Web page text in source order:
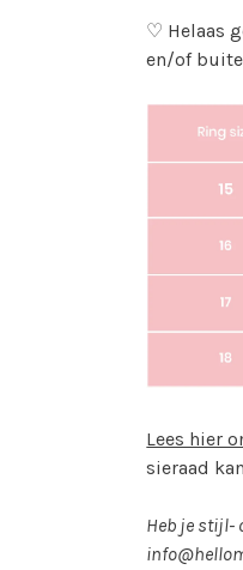
♡ Helaas
en/of
Lees hier
sieraad
Heb je stijl-